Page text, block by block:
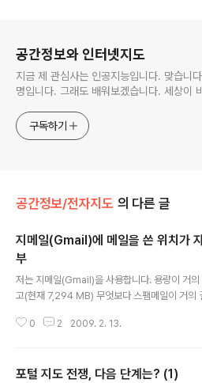
공간정보와 인터넷지도
지금 제 관심사는 인공지능입니다. 맞습니
명입니다. 그래도 배워보겠습니다. 세상이
구독하기
공간정보/전자지도 의 다른 글
지메일(Gmail)에 메일을 쓴 위치가
부
저는 지메일(Gmail)을 사용합니다. 용량이 거의
고(현재 7,294 MB) 무엇보다 스팸메일이 거의
로 붙여주는 기능이 추가되었다고 해서, 테스트를
어디에서 메일을 쓰는지 자동으로 붙여주는 기능
0 2 2009. 2. 13.
포털 지도 전쟁, 다음 단계는? (1)